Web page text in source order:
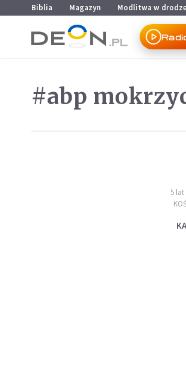
Przejdź do menu głównego
Przejdź do treści
Biblia Magazyn Modlitwa w
#abp
5 lat